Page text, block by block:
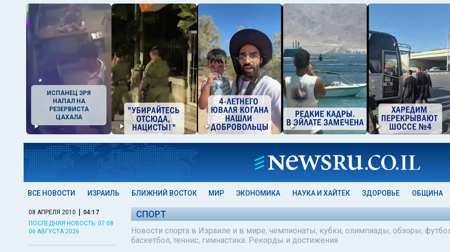
ИСПАНЕЦ ЗРЯ
НАПАЛ НА
РЕЗЕРВИСТА
ЦАХАЛА
ВСЕ НОВОСТИ ИЗРАИЛЬ БЛИЖНИЙ ВОСТОК МИР ЭКОНОМИКА НАУКА И ХАЙТЕК ЗДОРОВЬЕ ОБЩИНА
08 АПРЕЛЯ 2010 | 04:17
ПОСЛЕДНЯЯ НОВОСТЬ: 07:08
06 АВГУСТА 2026
СПОРТ
Новости спорта в Израиле и в мире, чемпионаты, кубки, олимпиады, обзоры,
баскетбол, теннис, гимнастика. Рекорды и достижения